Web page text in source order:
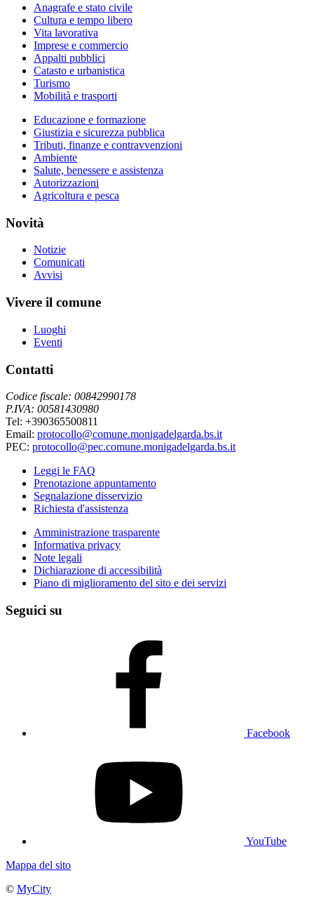
Anagrafe e stato civile
Cultura e tempo libero
Vita lavorativa
Imprese e commercio
Appalti pubblici
Catasto e urbanistica
Turismo
Mobilità e trasporti
Educazione e formazione
Giustizia e sicurezza pubblica
Tributi, finanze e contravvenzioni
Ambiente
Salute, benessere e assistenza
Autorizzazioni
Agricoltura e pesca
Novità
Notizie
Comunicati
Avvisi
Vivere il comune
Luoghi
Eventi
Contatti
Codice fiscale: 00842990178
P.IVA: 00581430980
Tel: +390365500811
Email: protocollo@comune.monigadelgarda.bs.it
PEC: protocollo@pec.comune.monigadelgarda.bs.it
Leggi le FAQ
Prenotazione appuntamento
Segnalazione disservizio
Richiesta d'assistenza
Amministrazione trasparente
Informativa privacy
Note legali
Dichiarazione di accessibilità
Piano di miglioramento del sito e dei servizi
Seguici su
Facebook
YouTube
Mappa del sito
© MyCity